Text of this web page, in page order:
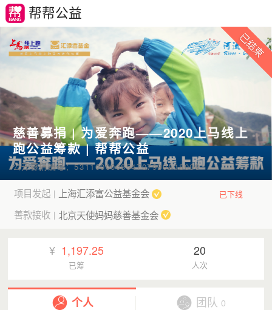
帮帮公益
慈善募捐 | 为爱奔跑——2020上马线上
跑公益筹款 | 帮帮公益
公开募捐编号：531100000854707999A18008
项目发起 | 上海汇添富公益基金会 已下线
善款接收 | 北京天使妈妈慈善基金会
¥ 1,197.25
已筹
20
人次
个人 团队 0